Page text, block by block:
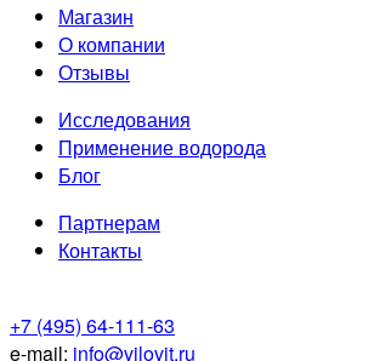
Магазин
О компании
Отзывы
Исследования
Применение водорода
Блог
Партнерам
Контакты
+7 (495) 64-111-63
e-mail: info@vilovit.ru